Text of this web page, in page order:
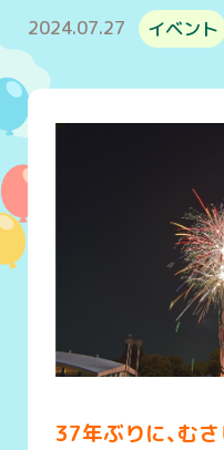
2024.07.27 イベント
37年ぶりに、む